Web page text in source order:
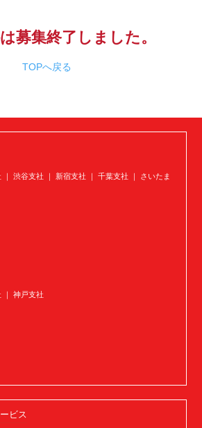
募集終了しました。
TOPへ戻る
｜ 渋谷支社 ｜ 新宿支社 ｜ 千葉支社 ｜ さいたま
｜ 神戸支社
ビス